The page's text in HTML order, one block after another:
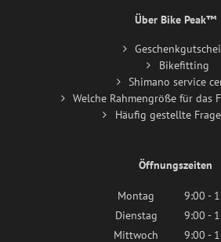
Über Bike Peak™
Bikefitting
Shimano service
Welche Rahmengröße für das
Häufig gestellte
Öffnungszeiten
Montag
9:00 -
Dienstag
9:00 -
Mittwoch
9:00 -